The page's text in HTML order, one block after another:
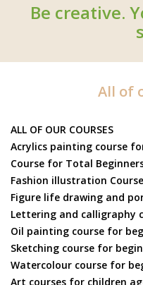
Be creative.
All of
ALL OF OUR COURSES
Acrylics painting course
Course for Total
Fashion illustration Course
Figure life drawing and
Lettering and calligraphy
Oil painting course for
Sketching course for
Watercolour course for
Art courses for children